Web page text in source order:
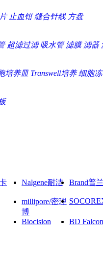
止血钳 缝合针线 方盘
超滤过滤 吸水管 滤膜 滤器
培养皿 Transwell培养 细胞
Nalgene耐洁 Brand普
millipore/密理
博
Biocision BD Falcon